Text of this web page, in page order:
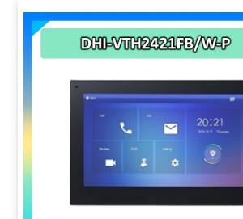
3:Mua hàng online: Mua hàng
nhiều ưu điểm về giá cả so với mua
thống vì không có chi phí bán hàng
so sánh giá cả và chất lượng.
Tìm kiếm sản phẩm trong phân
nhiều hãng sản xuất sản phẩm
với giá phải chăng, hãy tìm hiểu và
được sản phẩm phù hợp.
💲5:
Mua sản phẩm từ những thương